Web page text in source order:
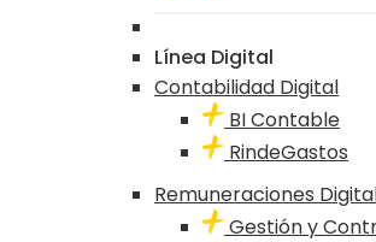
Línea Digital
Contabilidad Digital
BI Contable
RindeGastos
Remuneraciones
Gestión y